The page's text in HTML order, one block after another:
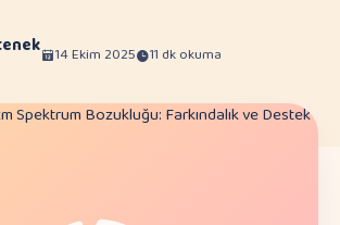
14 Ekim 2025 11 dk okuma